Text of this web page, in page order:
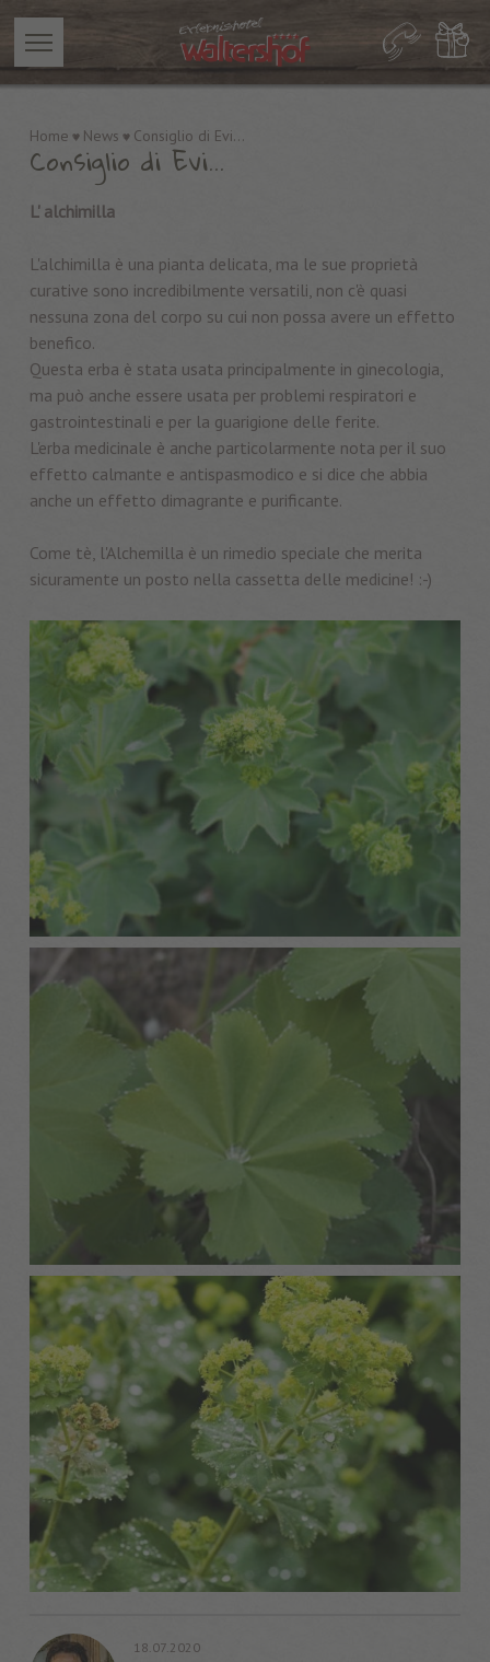
Home News Consiglio di Evi...
Consiglio di Evi...
L' alchimilla
L'alchimilla è una pianta delicata, ma le sue proprietà
curative sono incredibilmente versatili, non c'è quasi
nessuna zona del corpo su cui non possa avere un effetto
benefico.
Questa erba è stata usata principalmente in ginecologia,
ma può anche essere usata per problemi respiratori e
gastrointestinali e per la guarigione delle ferite.
L'erba medicinale è anche particolarmente nota per il suo
effetto calmante e antispasmodico e si dice che abbia
anche un effetto dimagrante e purificante.
Come tè, l'Alchemilla è un rimedio speciale che merita
sicuramente un posto nella cassetta delle medicine! :-)
18.07.2020